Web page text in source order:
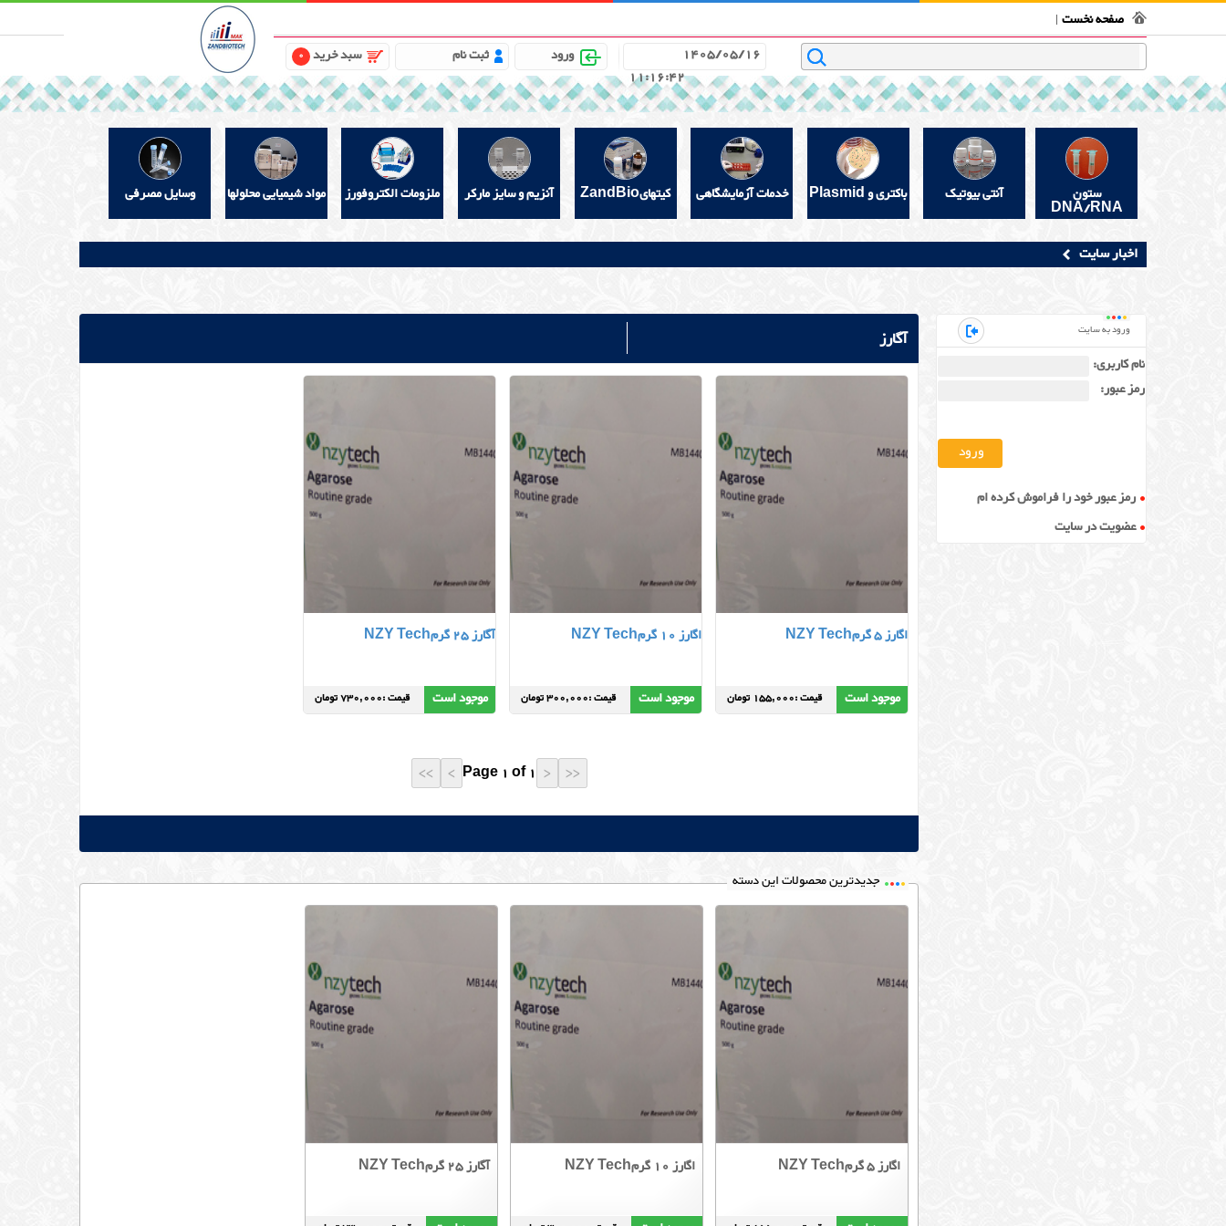
صفحه نخست
1405/05/16
11:16:43
ورود ثبت نام سبد خرید 0
ستون
DNA/RNA
آنتی بیوتیک باکتری و Plasmid خدمات آزمایشگاهی کیتهایZandBio آنزیم و سایز مارکر ملزومات الکتروفورز مواد شیمیایی محلولها وسایل مصرفی
اخبار سایت
آگارز
اگارز 5 گرمNZY Tech
موجود است قیمت :155,000 تومان
اگارز 10 گرمNZY Tech
موجود است قیمت :300,000 تومان
آگارز 25 گرمNZY Tech
موجود است قیمت :730,000 تومان
Page 1 of 1
جدیدترین محصولات این دسته
اگارز 5 گرمNZY Tech اگارز 10 گرمNZY Tech آگارز 25 گرمNZY Tech
ورود به سایت
نام کاربری:
رمز عبور:
رمز عبور خود را فراموش کرده ام
عضویت در سایت